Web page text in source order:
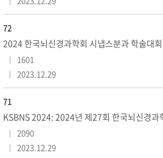
72
2024 한국뇌신경과학회 시냅스분과 학술대회
1601
2023.12.29
71
2090
2023.12.29